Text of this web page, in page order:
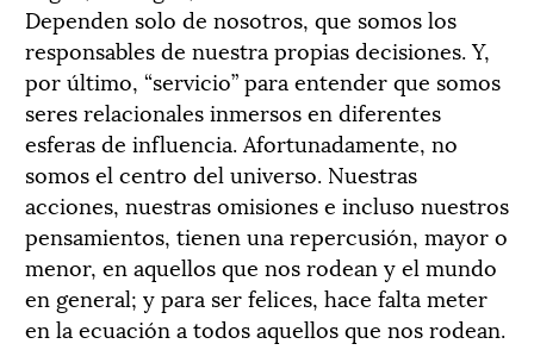
Dependen solo de nosotros, que somos los
responsables de nuestra propias decisiones. Y,
por último, “servicio” para entender que somos
seres relacionales inmersos en diferentes
esferas de influencia. Afortunadamente, no
somos el centro del universo. Nuestras
acciones, nuestras omisiones e incluso nuestros
pensamientos, tienen una repercusión, mayor o
menor, en aquellos que nos rodean y el mundo
en general; y para ser felices, hace falta meter
en la ecuación a todos aquellos que nos rodean.